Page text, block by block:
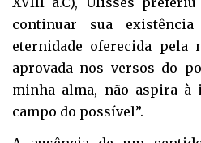
continuar sua
eternidade oferecida pela
aprovada nos versos do
minha alma, não aspira à
campo do possível”.